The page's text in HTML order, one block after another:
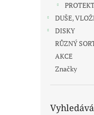
DUŠE,
DISKY
RŮZNÝ
AKCE
Značky